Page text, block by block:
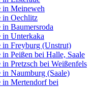
in Meineweh
in Oechlitz
Baumersroda
in Unterkaka
in Freyburg (Unstrut)
Peißen bei Halle, Saale
Pretzsch bei Weißenfels
Naumburg (Saale)
in Mertendorf bei